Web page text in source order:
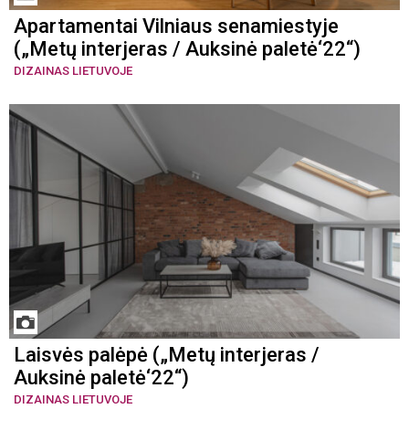
Apartamentai Vilniaus senamiestyje
(„Metų interjeras / Auksinė paletė‘22“)
DIZAINAS LIETUVOJE
Laisvės palėpė („Metų interjeras /
Auksinė paletė‘22“)
DIZAINAS LIETUVOJE